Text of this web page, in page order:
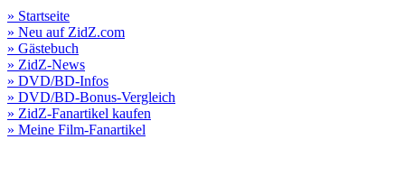
» Startseite
» Neu auf ZidZ.com
» Gästebuch
» ZidZ-News
» DVD/BD-Infos
» DVD/BD-Bonus-Vergleich
» ZidZ-Fanartikel kaufen
» Meine Film-Fanartikel